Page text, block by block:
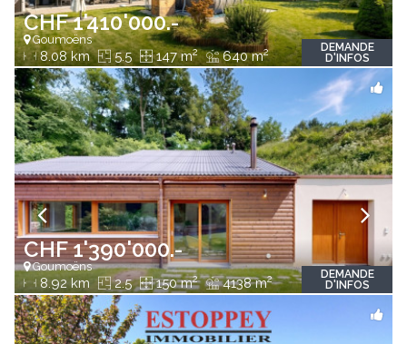
CHF 1'410'000.-
Goumoëns
8.08 km 5.5 147 m2 640 m2
DEMANDE
D'INFOS
CHF 1'390'000.-
Goumoëns
8.92 km 2.5 150 m2 4138 m2
DEMANDE
D'INFOS